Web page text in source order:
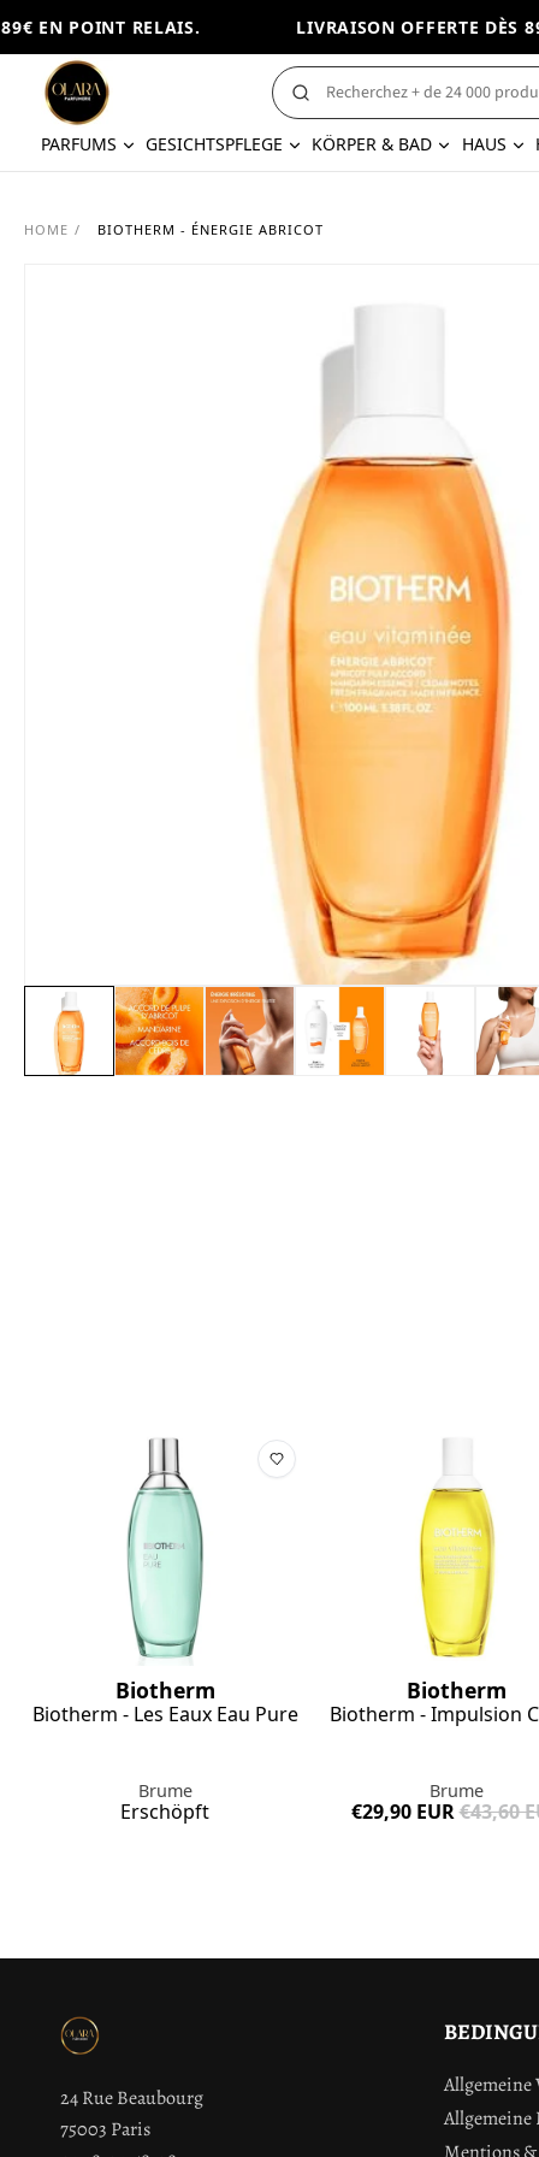
EN POINT RELAIS. LIVRAISON OFFERTE DÈS
PARFUMS GESICHTSPFLEGE KÖRPER & BAD HAUS
HOME / BIOTHERM - ÉNERGIE ABRICOT
Biotherm
Biotherm - Les Eaux Eau Pure
Brume
Erschöpft
Biotherm
Biotherm - Impulsion
Brume
€29,90 EUR€43,60
24 Rue Beaubourg
75003 Paris
Allgemeine